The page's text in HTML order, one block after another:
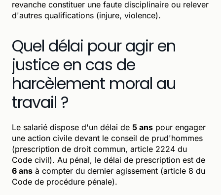
revanche constituer une faute disciplinaire ou relever
d'autres qualifications (injure, violence).
Quel délai pour agir en
justice en cas de
harcèlement moral au
travail ?
Le salarié dispose d'un délai de 5 ans pour engager
une action civile devant le conseil de prud'hommes
(prescription de droit commun, article 2224 du
Code civil). Au pénal, le délai de prescription est de
6 ans à compter du dernier agissement (article 8 du
Code de procédure pénale).